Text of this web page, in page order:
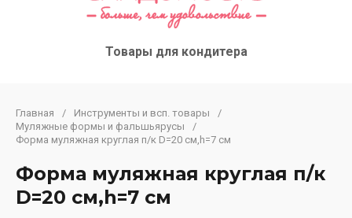
Товары для кондитера
Главная / Инструменты и всп. товары
/
Муляжные формы и фальшьярусы
/
Форма муляжная круглая п/к D=20 см,h=7 см
Форма муляжная круглая п/к
D=20 см,h=7 см